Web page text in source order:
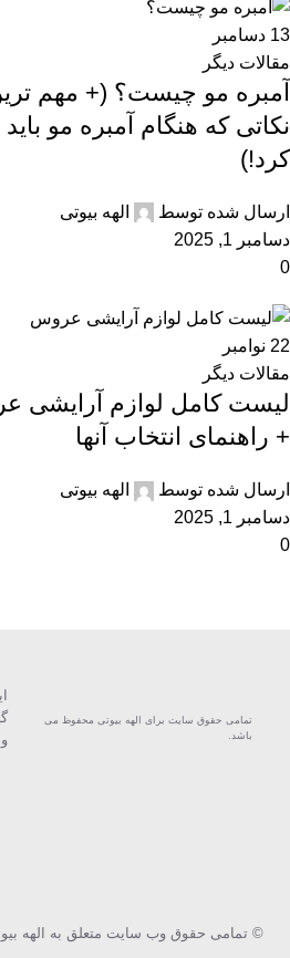
13 دسامبر
مقالات دیگر
آمبره مو چیست؟ (+ مهم
نکاتی که هنگام آمبره مو
کرد!)
ارسال شده توسط
الهه بیوتی
دسامبر 1, 2025
0
22 نوامبر
مقالات دیگر
لیست کامل لوازم آرایشی
+ راهنمای انتخاب آنها
ارسال شده توسط
الهه بیوتی
دسامبر 1, 2025
0
تمامی حقوق سایت برای الهه بیوتی محفوظ می
باشد.
© تمامی حقوق وب سایت متعلق به الهه